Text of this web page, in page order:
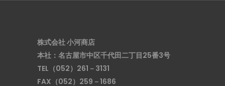
株式会社 小河商店
本社：名古屋市中区千代田二丁目25番3号
TEL（052）261－3131
FAX（052）259－1686